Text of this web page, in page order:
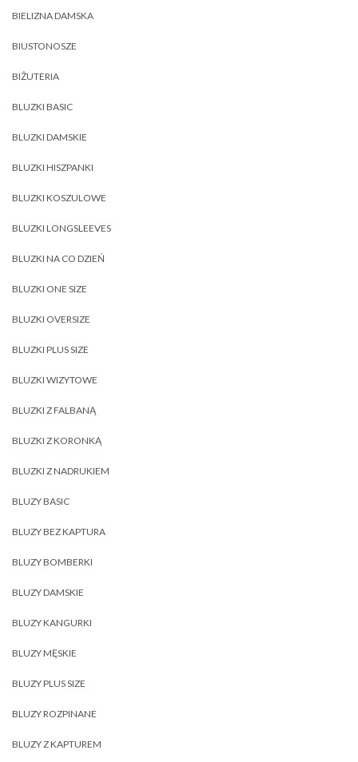
BIELIZNA DAMSKA
BIUSTONOSZE
BIŻUTERIA
BLUZKI BASIC
BLUZKI DAMSKIE
BLUZKI HISZPANKI
BLUZKI KOSZULOWE
BLUZKI LONGSLEEVES
BLUZKI NA CO DZIEŃ
BLUZKI ONE SIZE
BLUZKI OVERSIZE
BLUZKI PLUS SIZE
BLUZKI WIZYTOWE
BLUZKI Z FALBANĄ
BLUZKI Z KORONKĄ
BLUZKI Z NADRUKIEM
BLUZY BASIC
BLUZY BEZ KAPTURA
BLUZY BOMBERKI
BLUZY DAMSKIE
BLUZY KANGURKI
BLUZY MĘSKIE
BLUZY PLUS SIZE
BLUZY ROZPINANE
BLUZY Z KAPTUREM